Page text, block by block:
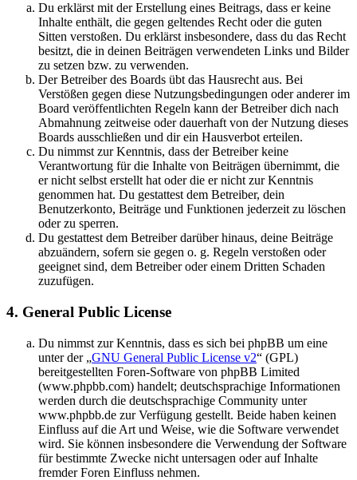
Du erklärst mit der Erstellung eines Beitrags, dass er keine
Inhalte enthält, die gegen geltendes Recht oder die guten
Sitten verstoßen. Du erklärst insbesondere, dass du das Recht
besitzt, die in deinen Beiträgen verwendeten Links und Bilder
zu setzen bzw. zu verwenden.
Der Betreiber des Boards übt das Hausrecht aus. Bei
Verstößen gegen diese Nutzungsbedingungen oder anderer im
Board veröffentlichten Regeln kann der Betreiber dich nach
Abmahnung zeitweise oder dauerhaft von der Nutzung dieses
Boards ausschließen und dir ein Hausverbot erteilen.
Du nimmst zur Kenntnis, dass der Betreiber keine
Verantwortung für die Inhalte von Beiträgen übernimmt, die
er nicht selbst erstellt hat oder die er nicht zur Kenntnis
genommen hat. Du gestattest dem Betreiber, dein
Benutzerkonto, Beiträge und Funktionen jederzeit zu löschen
oder zu sperren.
Du gestattest dem Betreiber darüber hinaus, deine Beiträge
abzuändern, sofern sie gegen o. g. Regeln verstoßen oder
geeignet sind, dem Betreiber oder einem Dritten Schaden
zuzufügen.
4. General Public License
Du nimmst zur Kenntnis, dass es sich bei phpBB um eine
unter der „GNU General Public License v2“ (GPL)
bereitgestellten Foren-Software von phpBB Limited
(www.phpbb.com) handelt; deutschsprachige Informationen
werden durch die deutschsprachige Community unter
www.phpbb.de zur Verfügung gestellt. Beide haben keinen
Einfluss auf die Art und Weise, wie die Software verwendet
wird. Sie können insbesondere die Verwendung der Software
für bestimmte Zwecke nicht untersagen oder auf Inhalte
fremder Foren Einfluss nehmen.